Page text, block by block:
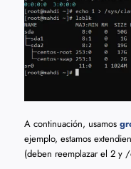
A continuación, usamos
ejemplo, estamos
(deben reemplazar el 2 y